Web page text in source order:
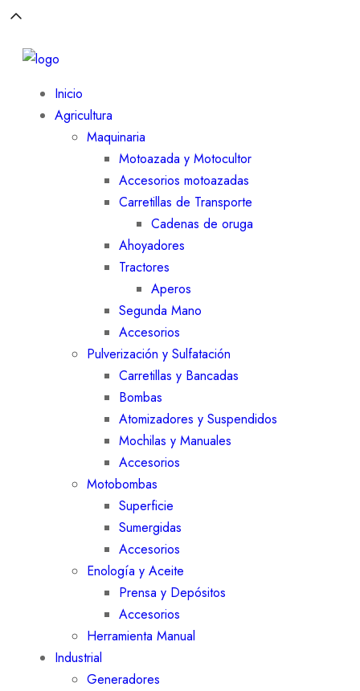
Inicio
Agricultura
Maquinaria
Motoazada y Motocultor
Accesorios motoazadas
Carretillas de Transporte
Cadenas de oruga
Ahoyadores
Tractores
Aperos
Segunda Mano
Accesorios
Pulverización y Sulfatación
Carretillas y Bancadas
Bombas
Atomizadores y Suspendidos
Mochilas y Manuales
Accesorios
Motobombas
Superficie
Sumergidas
Accesorios
Enología y Aceite
Prensa y Depósitos
Accesorios
Herramienta Manual
Industrial
Generadores